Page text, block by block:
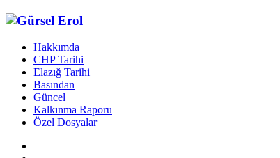
Hakkımda
CHP Tarihi
Elazığ Tarihi
Basından
Güncel
Kalkınma Raporu
Özel Dosyalar